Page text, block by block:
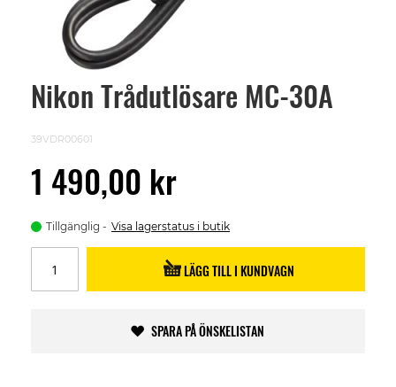
Nikon Trådutlösare MC-30A
39VDR00601
1 490,00 kr
Tillgänglig Visa lagerstatus i butik
LÄGG TILL I KUNDVAGN
SPARA PÅ ÖNSKELISTAN
Skip
images